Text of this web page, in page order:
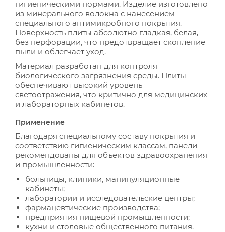
гигиеническими нормами. Изделие изготовлено
из минерального волокна с нанесением
специального антимикробного покрытия.
Поверхность плиты абсолютно гладкая, белая,
без перфорации, что предотвращает скопление
пыли и облегчает уход.
Материал разработан для контроля
биологического загрязнения среды. Плиты
обеспечивают высокий уровень
светоотражения, что критично для медицинских
и лабораторных кабинетов.
Применение
Благодаря специальному составу покрытия и
соответствию гигиеническим классам, панели
рекомендованы для объектов здравоохранения
и промышленности:
больницы, клиники, манипуляционные
кабинеты;
лаборатории и исследовательские центры;
фармацевтические производства;
предприятия пищевой промышленности;
кухни и столовые общественного питания.